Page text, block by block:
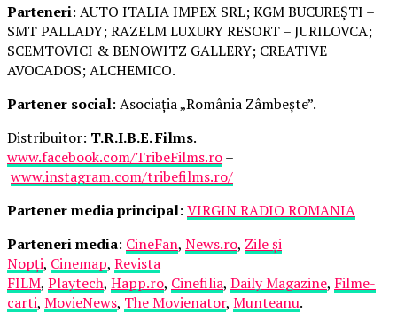
Parteneri: AUTO ITALIA IMPEX SRL; KGM BUCUREȘTI –
SMT PALLADY; RAZELM LUXURY RESORT – JURILOVCA;
SCEMTOVICI & BENOWITZ GALLERY; CREATIVE
AVOCADOS; ALCHEMICO.
Partener social: Asociația „România Zâmbește”.
Distribuitor: T.R.I.B.E. Films.
www.facebook.com/TribeFilms.ro–
www.instagram.com/tribefilms.ro/
Partener media principal: VIRGIN RADIO ROMANIA
Parteneri media: CineFan, News.ro, Zile și
Nopți, Cinemap, Revista
FILM, Playtech, Happ.ro, Cinefilia, Daily Magazine, Filme-
carti, MovieNews, The Movienator, Munteanu.